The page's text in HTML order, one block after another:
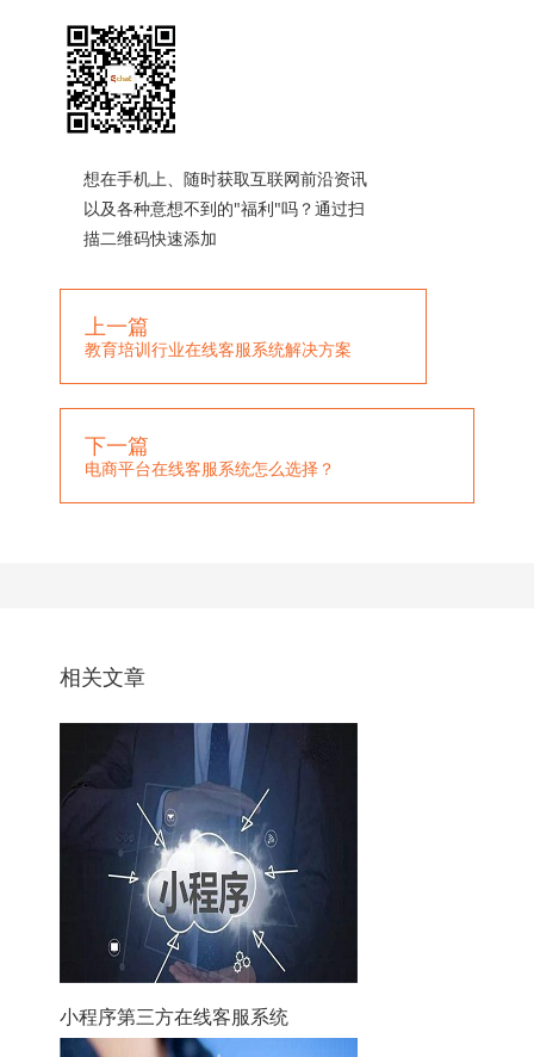
想在手机上、随时获取互联网前沿资讯
以及各种意想不到的"福利"吗？通过扫
描二维码快速添加
上一篇
教育培训行业在线客服系统解决方案
下一篇
电商平台在线客服系统怎么选择？
相关文章
小程序第三方在线客服系统